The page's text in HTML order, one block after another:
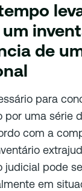
de
para
por uma série
com a
judicial pode
em